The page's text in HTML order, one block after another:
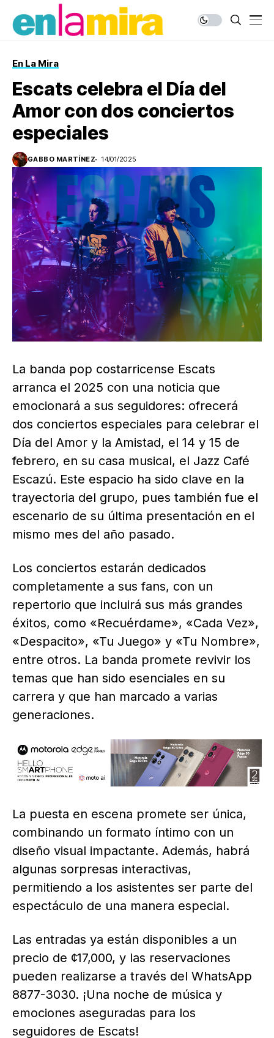
En La Mira
Escats celebra el Día del
Amor con dos conciertos
especiales
GABBO MARTÍNEZ 14/01/2025
La banda pop costarricense Escats
arranca el 2025 con una noticia que
emocionará a sus seguidores: ofrecerá
dos conciertos especiales para celebrar el
Día del Amor y la Amistad, el 14 y 15 de
febrero, en su casa musical, el Jazz Café
Escazú. Este espacio ha sido clave en la
trayectoria del grupo, pues también fue el
escenario de su última presentación en el
mismo mes del año pasado.
Los conciertos estarán dedicados
completamente a sus fans, con un
repertorio que incluirá sus más grandes
éxitos, como «Recuérdame», «Cada Vez»,
«Despacito», «Tu Juego» y «Tu Nombre»,
entre otros. La banda promete revivir los
temas que han sido esenciales en su
carrera y que han marcado a varias
generaciones.
La puesta en escena promete ser única,
combinando un formato íntimo con un
diseño visual impactante. Además, habrá
algunas sorpresas interactivas,
permitiendo a los asistentes ser parte del
espectáculo de una manera especial.
Las entradas ya están disponibles a un
precio de ¢17,000, y las reservaciones
pueden realizarse a través del WhatsApp
8877-3030. ¡Una noche de música y
emociones aseguradas para los
seguidores de Escats!